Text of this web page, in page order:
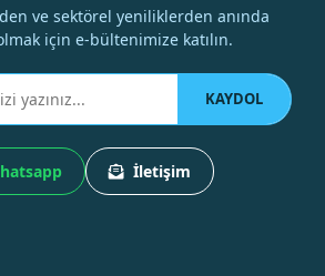
ve sektörel yeniliklerden anında
için e-bültenimize katılın.
KAYDOL
İletişim